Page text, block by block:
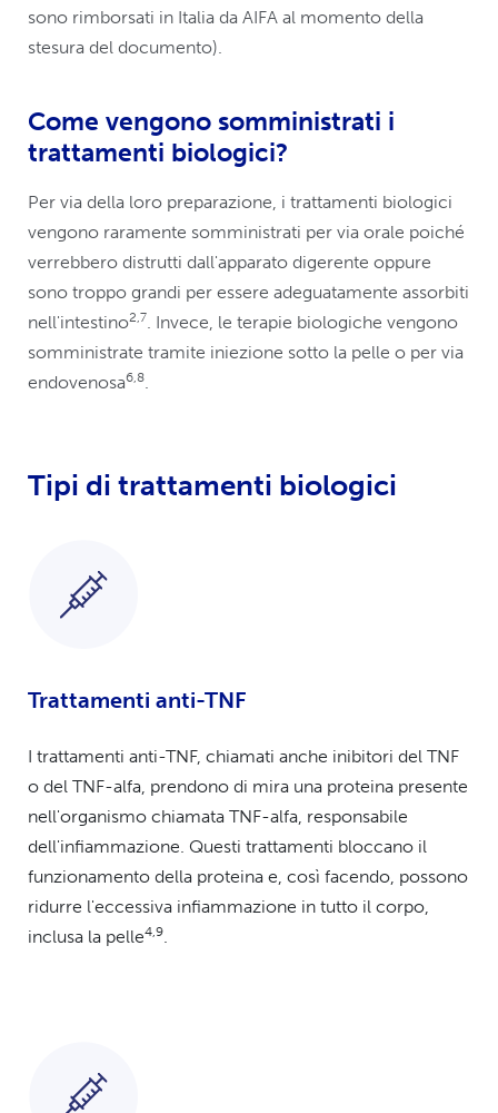
sono rimborsati in Italia da AIFA al momento della
stesura del documento).
Come vengono somministrati i
trattamenti biologici?
Per via della loro preparazione, i trattamenti biologici
vengono raramente somministrati per via orale poiché
verrebbero distrutti dall'apparato digerente oppure
sono troppo grandi per essere adeguatamente assorbiti
nell'intestino2,7
. Invece, le terapie biologiche vengono
somministrate tramite iniezione sotto la pelle o per via
endovenosa6,8
Tipi di trattamenti biologici
Trattamenti anti-TNF
I trattamenti anti-TNF, chiamati anche inibitori del TNF
o del TNF-alfa, prendono di mira una proteina presente
nell'organismo chiamata TNF-alfa, responsabile
dell'infiammazione. Questi trattamenti bloccano il
funzionamento della proteina e, così facendo, possono
ridurre l'eccessiva infiammazione in tutto il corpo,
inclusa la pelle4,9